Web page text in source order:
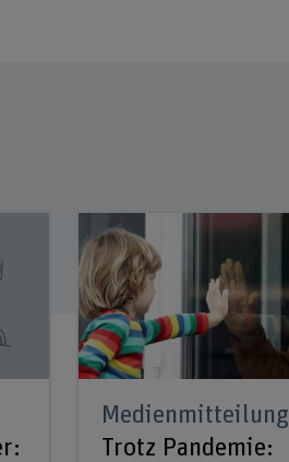
Medienmitteilung
Trotz Pandemie: